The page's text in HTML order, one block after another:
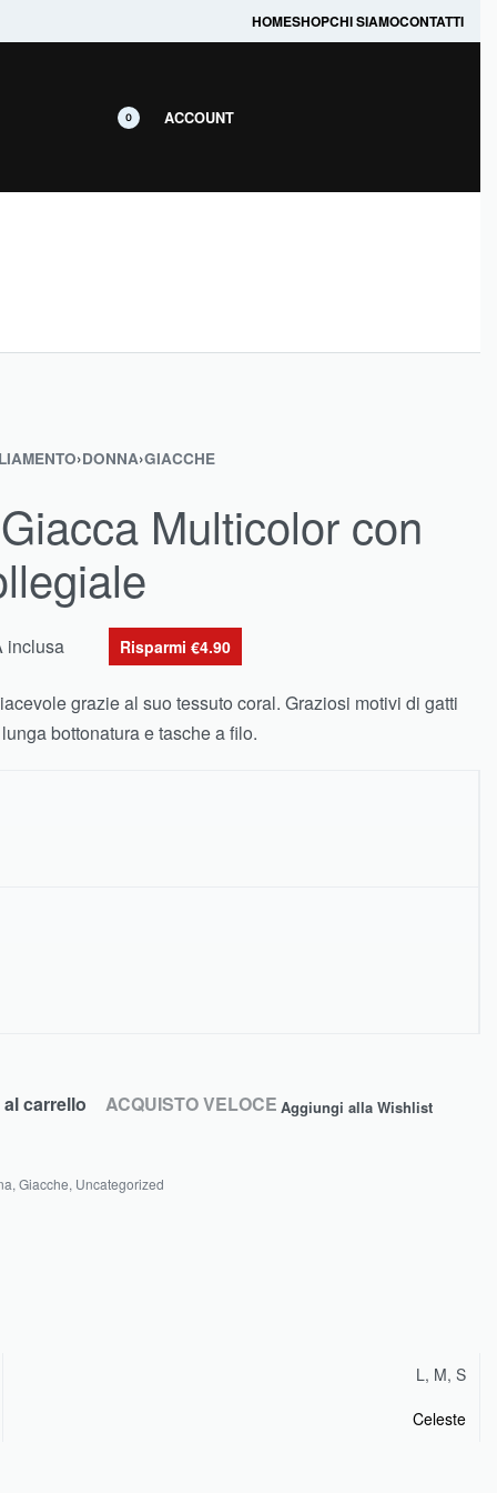
HOMESHOPCHI SIAMOCONTATTI
0 ACCOUNT
›DONNA›GIACCHE
Multicolor con
inclusa Risparmi €4.90
grazie al suo tessuto coral. Graziosi motivi di gatti
bottonatura e tasche a filo.
carrello ACQUISTO VELOCE Aggiungi alla Wishlist
, Giacche, Uncategorized
L, M, S
Celeste